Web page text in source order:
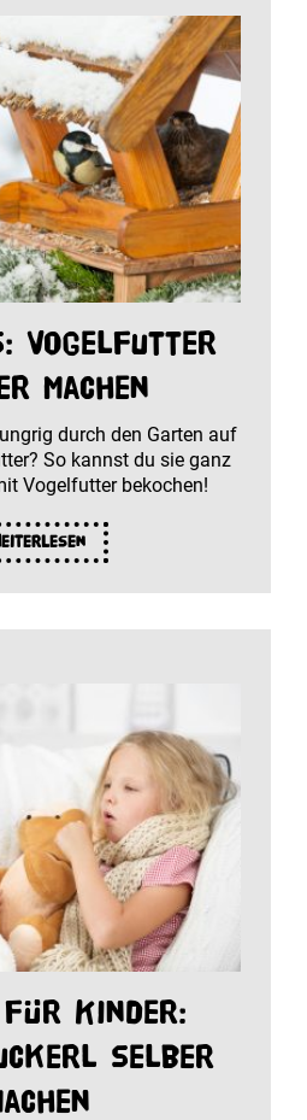
Vogelfutter
machen
durch den Garten auf
So kannst du sie ganz
Vogelfutter bekochen!
für Kinder:
selber